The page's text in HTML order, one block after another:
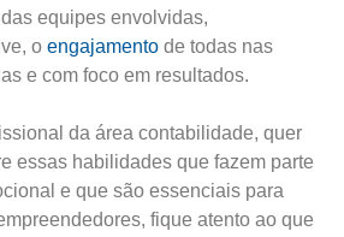
equipes envolvidas,
o engajamento de todas nas
e com foco em resultados.
da área contabilidade, quer
essas habilidades que fazem parte
e que são essenciais para
fique atento ao que